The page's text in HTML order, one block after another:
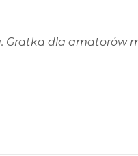
Gratka dla amatorów